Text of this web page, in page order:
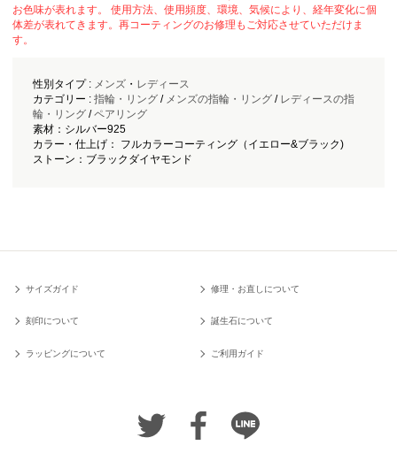
お色味が表れます。 使用方法、使用頻度、環境、気候により、経年変化に個
体差が表れてきます。再コーティングのお修理もご対応させていただけま
す。
性別タイプ : メンズ・ レディース
カテゴリー : 指輪・リング/ メンズの指輪・リング/ レディースの指
輪・リング/ペアリング
素材：シルバー925
カラー・仕上げ： フルカラーコーティング（イエロー&ブラック)
ストーン：ブラックダイヤモンド
サイズガイド 修理・お直しについて
刻印について 誕生石について
ラッピングについて ご利用ガイド